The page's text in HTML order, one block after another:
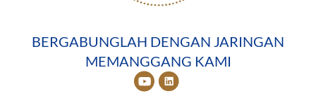
BERGABUNGLAH DENGAN JARINGAN
MEMANGGANG KAMI